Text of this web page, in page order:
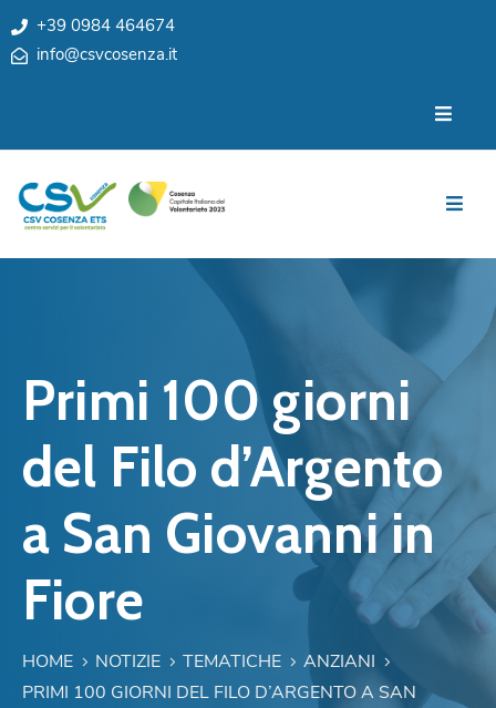
+39 0984 464674
info@csvcosenza.it
Sedi
Team
Cosenza
associazioni
Per
cittadini
Contatti
Orari
Primi 100 giorni
del Filo d’Argento
a San Giovanni in
Fiore
HOME NOTIZIE TEMATICHE
ANZIANI
PRIMI 100 GIORNI DEL FILO D’ARGENTO A SAN